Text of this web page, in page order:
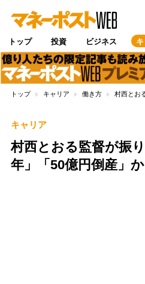
トップ 投資 ビジネス
トップ キャリア 働き方 村西とお
キャリア
村西とおる監督が振
年」「50億円倒産」